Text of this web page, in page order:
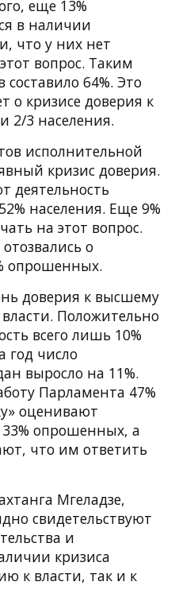
еще 13%
в наличии
что у них нет
вопрос. Таким
составило 64%. Это
о кризисе доверия к
2/3 населения.
исполнительной
кризис доверия.
деятельность
населения. Еще 9%
на этот вопрос.
о
опрошенных.
доверия к высшему
Положительно
всего лишь 10%
год число
выросло на 11%.
Парламента 47%
оценивают
33% опрошенных, а
что им ответить
Мгеладзе,
свидетельствуют
и
кризиса
к власти, так и к